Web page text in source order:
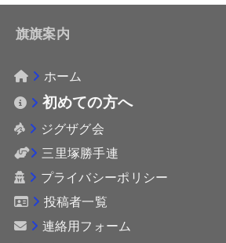
旗旗案内
ホーム
初めての方へ
ジグザグ会
三里塚勝手連
プライバシーポリシー
投稿者一覧
連絡用フォーム